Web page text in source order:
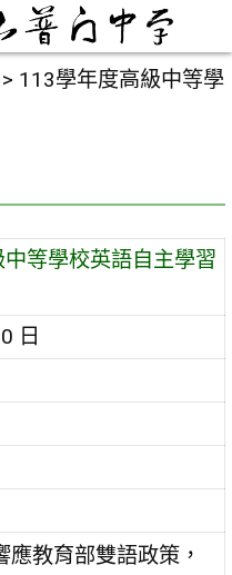
> 113學年度高級中等學
等學校英語自主學習
日
應教育部雙語政策，